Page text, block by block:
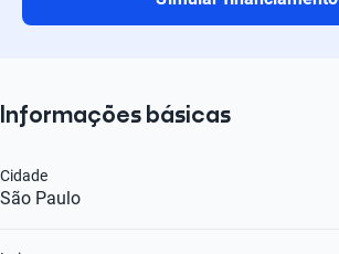
Informações básicas
São Paulo
Cidade